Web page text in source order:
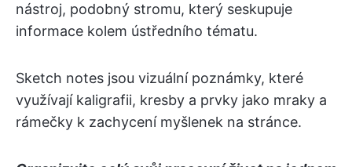
nástroj, podobný stromu, který seskupuje
informace kolem ústředního tématu.
Sketch notes jsou vizuální poznámky, které
využívají kaligrafii, kresby a prvky jako mraky a
rámečky k zachycení myšlenek na stránce.